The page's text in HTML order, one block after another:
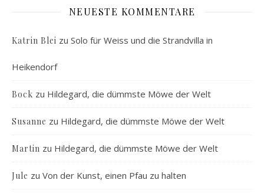
NEUESTE KOMMENTARE
Katrin Blei zu Solo für Weiss und die Strandvilla in
Heikendorf
Bock zu Hildegard, die dümmste Möwe der Welt
Susanne zu Hildegard, die dümmste Möwe der Welt
Martin zu Hildegard, die dümmste Möwe der Welt
Jule zu Von der Kunst, einen Pfau zu halten